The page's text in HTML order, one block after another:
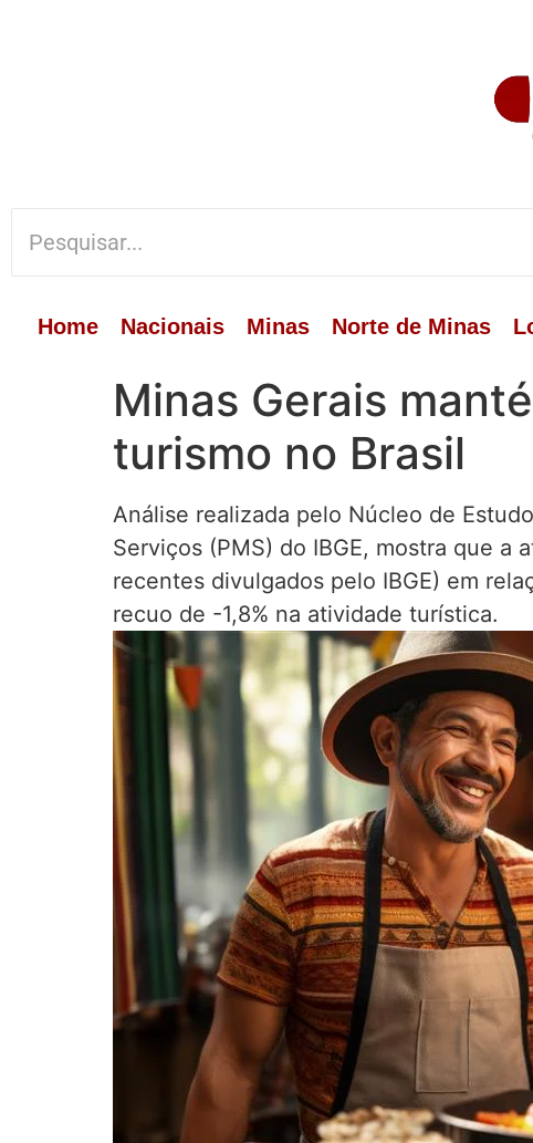
Home Nacionais Minas Norte de Minas
Minas Gerais
turismo no Brasil
Análise realizada pelo Núcleo de
Serviços (PMS) do IBGE, mostra que
recentes divulgados pelo IBGE) em
recuo de -1,8% na atividade turística.